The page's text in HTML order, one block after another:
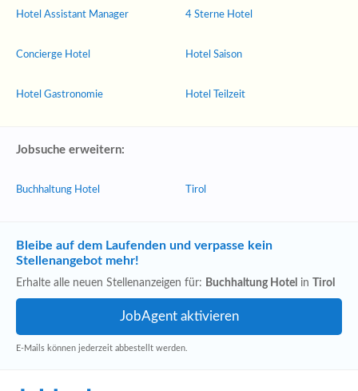
Hotel Assistant Manager
Concierge Hotel
Hotel Gastronomie
4 Sterne Hotel
Hotel Saison
Hotel Teilzeit
Jobsuche erweitern:
Buchhaltung Hotel Tirol
Bleibe auf dem Laufenden und verpasse kein
Stellenangebot mehr!
Erhalte alle neuen Stellenanzeigen für: Buchhaltung Hotel in Tirol
E-Mails können jederzeit abbestellt werden.